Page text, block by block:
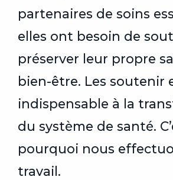
partenaires de soins
elles ont besoin de
préserver leur propre
bien-être. Les soutenir
indispensable à la
du système de santé.
pourquoi nous
travail.